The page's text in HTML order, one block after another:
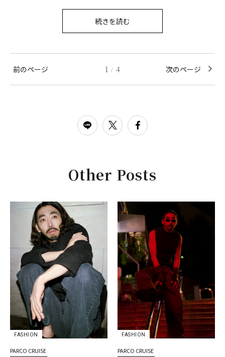
続きを読む
前のページ 1 / 4 次のページ
Other Posts
FASHION
PARCO CRUISE
FASHION
PARCO CRUISE